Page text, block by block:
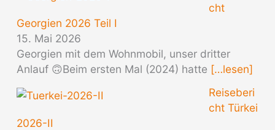
cht
Georgien 2026 Teil I
15. Mai 2026
Georgien mit dem Wohnmobil, unser dritter
Anlauf 🙃Beim ersten Mal (2024) hatte […lesen]
Reiseberi
cht Türkei
2026-II